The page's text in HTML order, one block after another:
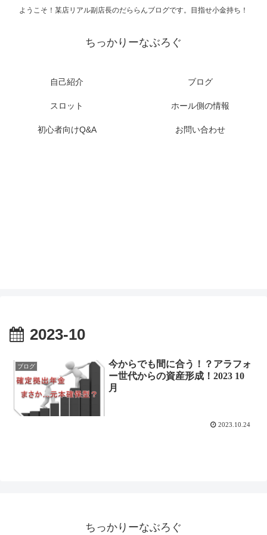
ようこそ！某店リアル副店長のだららんブログです。目指せ小金持ち！
ちっかりーなぶろぐ
自己紹介 ブログ
スロット ホール側の情報
初心者向けQ&A お問い合わせ
2023-10
ブログ
今からでも間に合う！？アラフォ
ー世代からの資産形成！2023 10
月
2023.10.24
ちっかりーなぶろぐ